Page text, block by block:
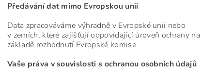
Předávání dat mimo Evropskou unii
Data zpracováváme výhradně v Evropské unii nebo
v zemích, které zajišťují odpovídající úroveň ochrany na
základě rozhodnutí Evropské komise.
Vaše práva v souvislosti s ochranou osobních údajů